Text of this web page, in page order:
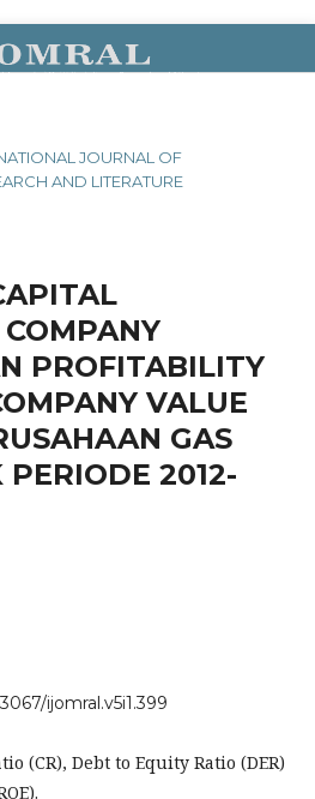
JOURNAL OF
AND LITERATURE
PROFITABILITY
VALUE
GAS
PERIODE 2012-
ijomral.v5i1.399
(CR), Debt to Equity Ratio (DER)